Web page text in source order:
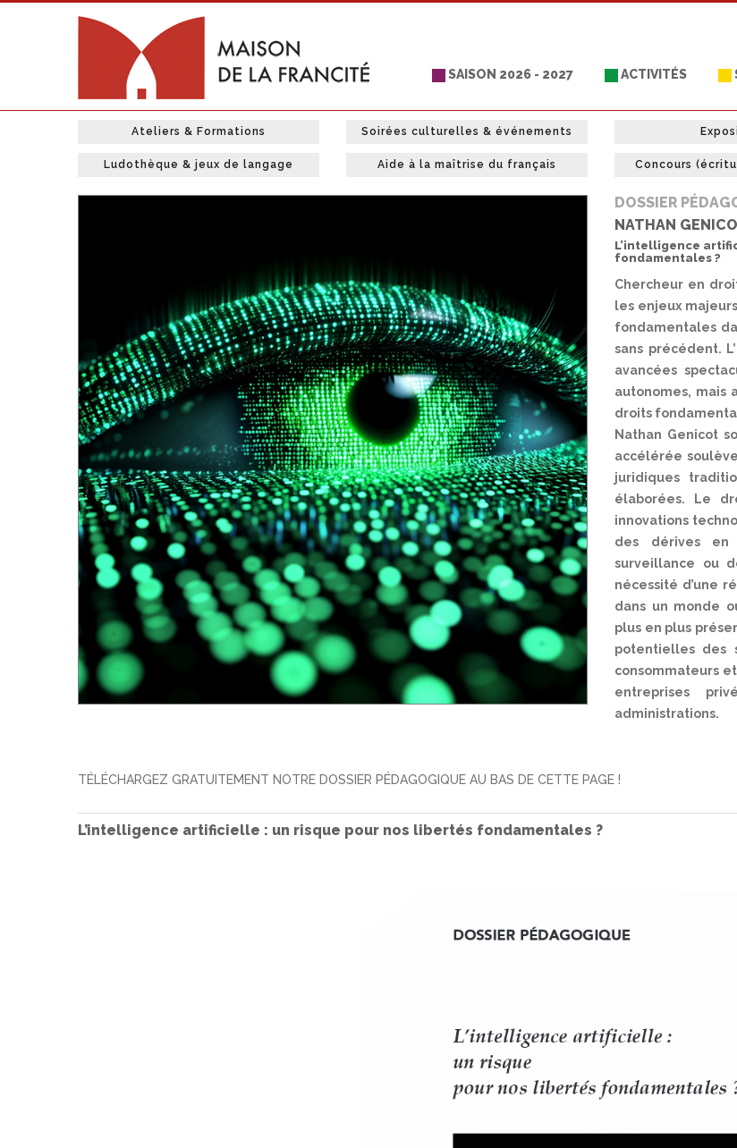
SAISON 2026 - 2027 ACTIVITÉS
Ateliers & Formations Soirées culturelles & événements
Ludothèque & jeux de langage Aide à la maîtrise du français Concours
DOSSIER
NATHAN
L’intelligence
fondamentales ?
Chercheur en
les enjeux
fondamentales
sans précédent.
avancées
autonomes, mais
droits
Nathan Genicot
accélérée
juridiques
élaborées. Le
innovations
des dérives en
surveillance ou
nécessité d’une
dans un monde
plus en plus
potentielles des
consommateurs
entreprises
administrations.
TÉLÉCHARGEZ GRATUITEMENT NOTRE DOSSIER PÉDAGOGIQUE AU BAS DE CETTE PAGE !
L’intelligence artificielle : un risque pour nos libertés fondamentales ?